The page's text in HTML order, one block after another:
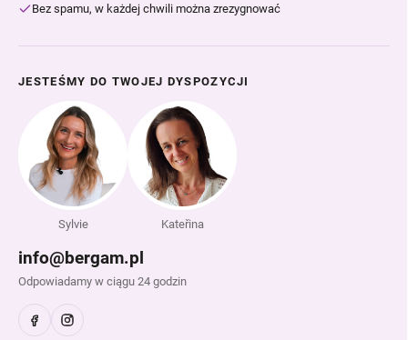
Bez spamu, w każdej chwili można zrezygnować
JESTEŚMY DO TWOJEJ DYSPOZYCJI
Sylvie Kateřina
info@bergam.pl
Odpowiadamy w ciągu 24 godzin